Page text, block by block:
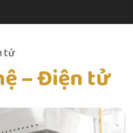
tử
– Điện tử